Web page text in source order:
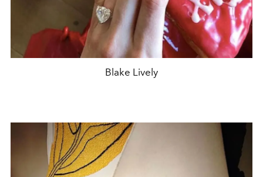
Blake Lively